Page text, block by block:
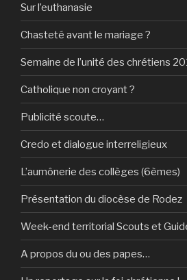
Sur l’euthanasie
Chasteté avant le mariage ?
Semaine de l’unité des chrétiens
Catholique non croyant ?
Publicité scoute…
Credo et dialogue interreligieux
L’aumônerie des collèges (6èmes)
Présentation du diocèse de Rodez
Week-end territorial Scouts et
A propos du ou des papes…